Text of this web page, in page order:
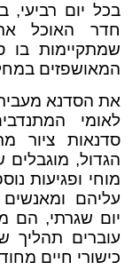
בכל יום
חדר האוכל את
שמתקיימות בו
המאושפזים
את הסדנא
לאומי
סדנאות ציור
הגדול, מוגבלים
מוחי ופגיעות
עליהם
יום שגרתי, הם
עוברים תהליך
כישורי חיים